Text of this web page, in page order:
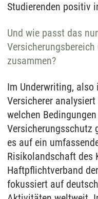
Studierenden positiv
Und wie passt das
zusammen?
Im Underwriting, also
Versicherer
welchen
Versicherungsschutz
es auf ein
Risikolandschaft des
Haftpflichtverband
fokussiert auf